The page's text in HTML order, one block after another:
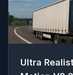
Ultra